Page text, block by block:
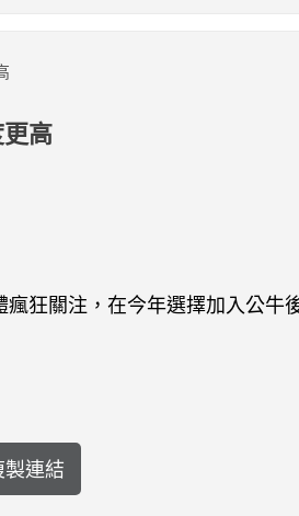
高
狂關注，在今年選擇加入公牛
製連結